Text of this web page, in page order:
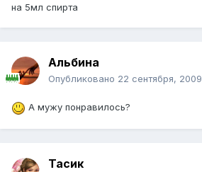
на 5мл спирта
Альбина
Опубликовано 22 сентября, 2009
А мужу понравилось?
Тасик